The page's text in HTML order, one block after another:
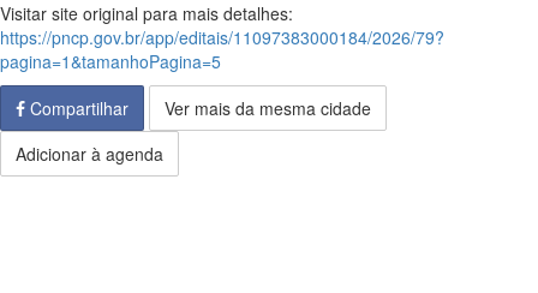
Visitar site original para mais detalhes:
https://pncp.gov.br/app/editais/11097383000184/2026/79?
pagina=1&tamanhoPagina=5
Compartilhar
Ver mais da mesma cidade
Adicionar à agenda